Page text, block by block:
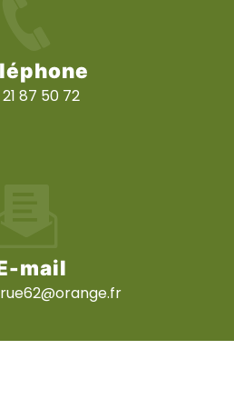
87 50 72
mail